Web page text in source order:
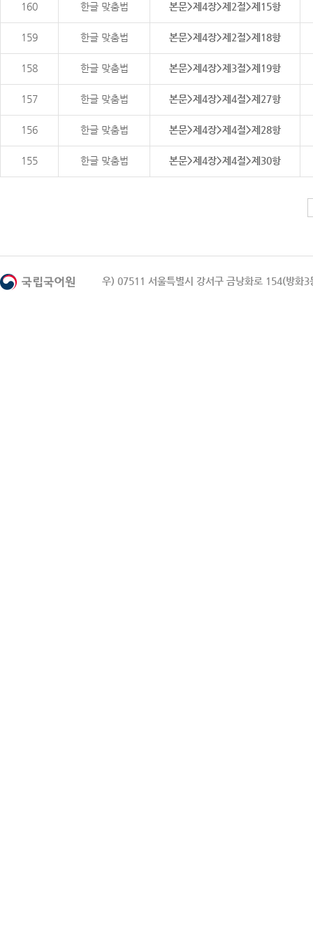
160 한글 맞춤법 본문>제4장>제2절>제15항
159 한글 맞춤법 본문>제4장>제2절>제18항
158 한글 맞춤법 본문>제4장>제3절>제19항
157 한글 맞춤법 본문>제4장>제4절>제27항
156 한글 맞춤법 본문>제4장>제4절>제28항
155 한글 맞춤법 본문>제4장>제4절>제30항
우) 07511 서울특별시 강서구 금낭화로 154(방화3